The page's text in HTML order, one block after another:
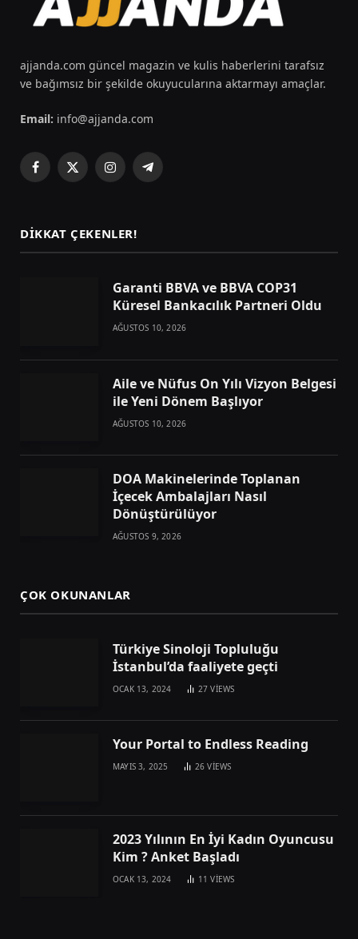
ajjanda.com güncel magazin ve kulis haberlerini tarafsız
ve bağımsız bir şekilde okuyucularına aktarmayı amaçlar.
Email: info@ajjanda.com
Facebook
X
InstagramTelegram
DIKKAT ÇEKENLER!
Garanti BBVA ve BBVA COP31
Küresel Bankacılık Partneri Oldu
AĞUSTOS 10, 2026
Aile ve Nüfus On Yılı Vizyon Belgesi
ile Yeni Dönem Başlıyor
AĞUSTOS 10, 2026
DOA Makinelerinde Toplanan
İçecek Ambalajları Nasıl
Dönüştürülüyor
AĞUSTOS 9, 2026
ÇOK OKUNANLAR
Türkiye Sinoloji Topluluğu
İstanbul’da faaliyete geçti
OCAK 13, 2024 27VIEWS
Your Portal to Endless Reading
MAYIS 3, 2025 26VIEWS
2023 Yılının En İyi Kadın Oyuncusu
Kim ? Anket Başladı
OCAK 13, 2024 11VIEWS